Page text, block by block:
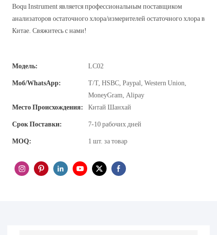
Boqu Instrument является профессиональным поставщиком
анализаторов остаточного хлора/измерителей остаточного хлора в
Китае. Свяжитесь с нами!
Модель: LC02
Моб/WhatsApp:
Т/Т, HSBC, Paypal, Western Union,
MoneyGram, Alipay
Место Происхождения:
Китай Шанхай
Срок Поставки: 7-10 рабочих дней
MOQ: 1 шт. за товар